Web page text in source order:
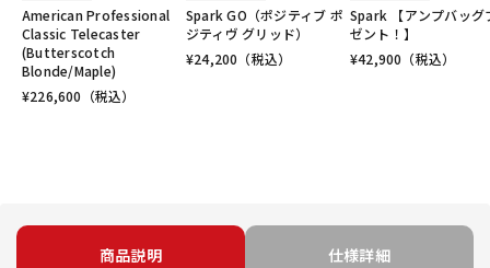
American Professional
Classic Telecaster
(Butterscotch
Blonde/Maple)
¥226,600 （税込）
Spark GO（ポジティブ ポ
ジティヴ グリッド）
¥24,200 （税込）
Spark 【アンプバッグ
ゼント！】
¥42,900 （税込）
商品説明 仕様詳細